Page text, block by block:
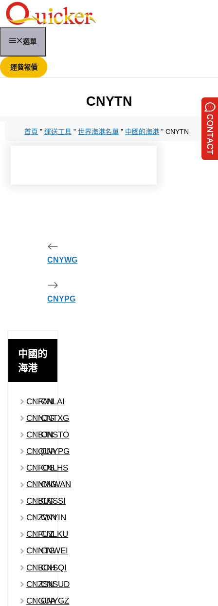
跳
至
內
選單
運費報價
CNYTN
首頁 " 運送工具 " 世界海港名單 " 中國的海港 " CNYTN
CNYWG
CNYPG
中國的
海港
CNFANCNLAI
CNNJGCNTXG
CNBJNCNSTO
CNQUACNYPG
CNFOSCNLHS
CNNMG
CNWAN
CNBLG
CNSSI
CNZWN
CNYIN
CNFUZCNLKU
CNNTG
CNWEI
CNBOH
CNSQI
CNZSNCNSUD
CNGUACNYGZ